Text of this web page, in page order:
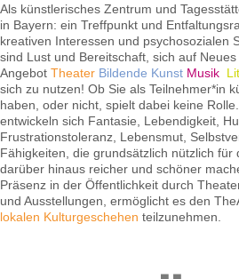
Als künstlerisches Zentrum und
in Bayern: ein Treffpunkt und
kreativen Interessen und psychosozialen
sind Lust und Bereitschaft, sich auf
Angebot Theater Bildende Kunst Musik
sich zu nutzen! Ob Sie als Teilnehmer*in
haben, oder nicht, spielt dabei keine
entwickeln sich Fantasie, Lebendigkeit,
Frustrationstoleranz, Lebensmut,
Fähigkeiten, die grundsätzlich nützlich für
darüber hinaus reicher und schöner
Präsenz in der Öffentlichkeit durch
und Ausstellungen, ermöglicht es den
lokalen Kulturgeschehen teilzunehmen.